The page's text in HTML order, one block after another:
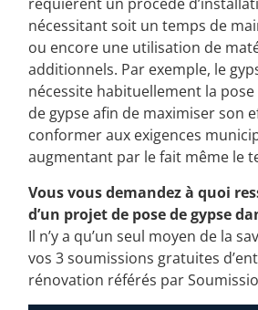
requièrent un procédé
nécessitant soit un temps de
ou encore une utilisation de
additionnels. Par exemple, le
nécessite habituellement la pose
de gypse afin de maximiser son
conformer aux exigences
augmentant par le fait même le
Vous vous demandez à quoi
d’un projet de pose de gypse
Il n’y a qu’un seul moyen de la
vos 3 soumissions gratuites
rénovation référés par